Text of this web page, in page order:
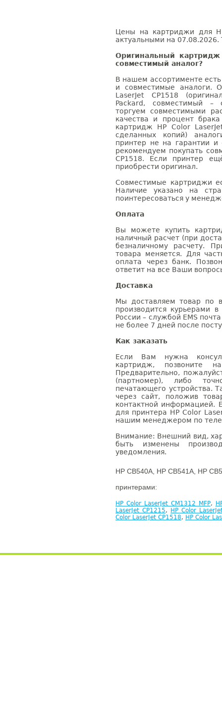
Цены на картриджи для
актуальными на 07.08.2026.
Оригинальный
совместимый аналог?
В нашем ассортименте
и совместимые аналоги.
LaserJet CP1518
Packard, совместимый –
торгуем совместимыми
качества и процент
картридж HP Color
сделанных копий)
принтер не на гарантии
рекомендуем покупать
CP1518. Если принтер
приобрести оригинал.
Совместимые картриджи
Наличие указано на
поинтересоваться у
Оплата
Вы можете купить
наличный расчет (при
безналичному расчету.
товара меняется. Для
оплата через банк.
ответит на все Ваши
Доставка
Мы доставляем товар по
производится курьерами
России – службой EMS
не более 7 дней после
Как заказать
Если Вам нужна
картридж, позвоните
Предварительно,
(партномер), либо
печатающего устройства.
через сайт, положив
контактной информацией.
для принтера HP Color
нашим менеджером по
Внимание: Внешний вид,
быть изменены
уведомления.
HP CB540A, HP CB541A, HP
принтерами:
HP Color LaserJet CM1312 MFP,
LaserJet CP1215,
HP Color
Color LaserJet CP1518, HP Color